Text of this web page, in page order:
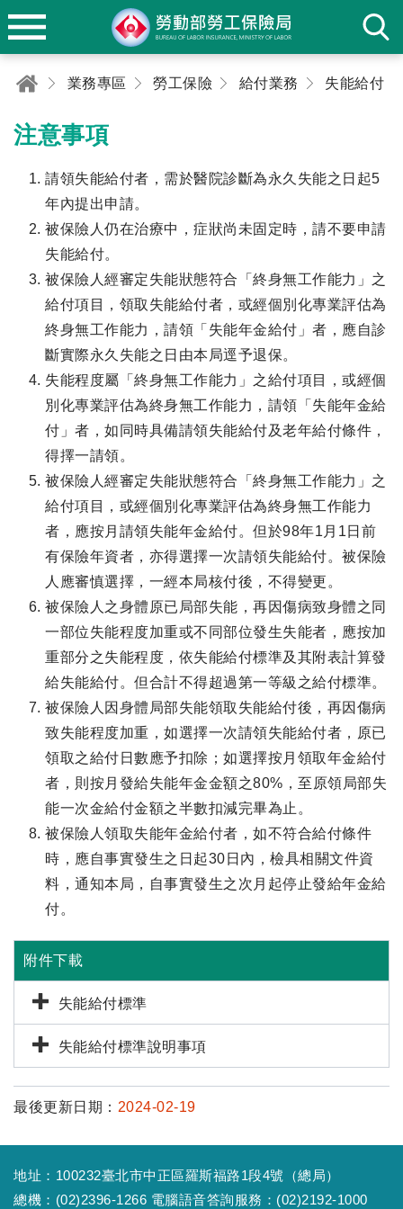
業務專區 勞工保險 給付業務 失能給付
注意事項
請領失能給付者，需於醫院診斷為永久失能之日起5
年內提出申請。
被保險人仍在治療中，症狀尚未固定時，請不要申請
失能給付。
被保險人經審定失能狀態符合「終身無工作能力」之
給付項目，領取失能給付者，或經個別化專業評估為
終身無工作能力，請領「失能年金給付」者，應自診
斷實際永久失能之日由本局逕予退保。
失能程度屬「終身無工作能力」之給付項目，或經個
別化專業評估為終身無工作能力，請領「失能年金給
付」者，如同時具備請領失能給付及老年給付條件，
得擇一請領。
被保險人經審定失能狀態符合「終身無工作能力」之
給付項目，或經個別化專業評估為終身無工作能力
者，應按月請領失能年金給付。但於98年1月1日前
有保險年資者，亦得選擇一次請領失能給付。被保險
人應審慎選擇，一經本局核付後，不得變更。
被保險人之身體原已局部失能，再因傷病致身體之同
一部位失能程度加重或不同部位發生失能者，應按加
重部分之失能程度，依失能給付標準及其附表計算發
給失能給付。但合計不得超過第一等級之給付標準。
被保險人因身體局部失能領取失能給付後，再因傷病
致失能程度加重，如選擇一次請領失能給付者，原已
領取之給付日數應予扣除；如選擇按月領取年金給付
者，則按月發給失能年金金額之80%，至原領局部失
能一次金給付金額之半數扣減完畢為止。
被保險人領取失能年金給付者，如不符合給付條件
時，應自事實發生之日起30日內，檢具相關文件資
料，通知本局，自事實發生之次月起停止發給年金給
付。
附件下載
失能給付標準
失能給付標準說明事項
最後更新日期： 2024-02-19
地址：100232臺北市中正區羅斯福路1段4號（總局）
總機：(02)2396-1266 電腦語音答詢服務：(02)2192-1000